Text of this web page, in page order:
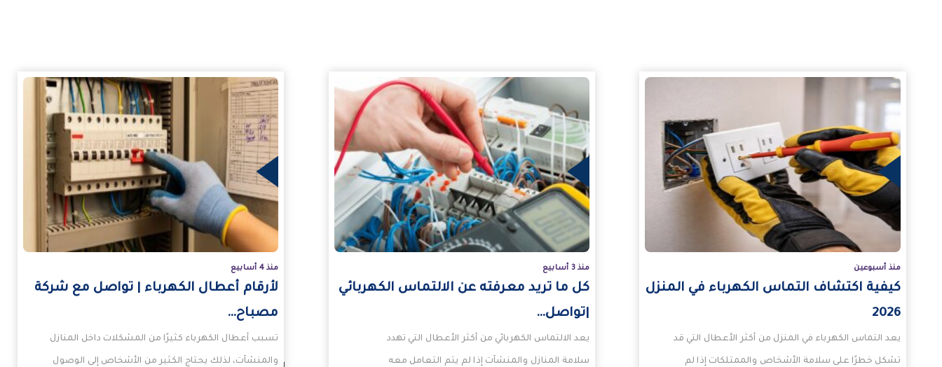
منذ أسبوعين
كيفية اكتشاف التماس الكهرباء في المنزل
2026
يعد التماس الكهرباء في المنزل من أكثر الأعطال التي قد
تشكل خطرًا على سلامة الأشخاص والممتلكات إذا لم
منذ 3 أسابيع
كل ما تريد معرفته عن الالتماس الكهربائي
|تواصل…
يعد الالتماس الكهربائي من أكثر الأعطال التي تهدد
سلامة المنازل والمنشآت إذا لم يتم التعامل معه
منذ 4 أسابيع
لأرقام أعطال الكهرباء | تواصل مع شركة
مصباح…
تسبب أعطال الكهرباء كثيرًا من المشكلات داخل المنازل
والمنشآت، لذلك يحتاج الكثير من الأشخاص إلى الوصول